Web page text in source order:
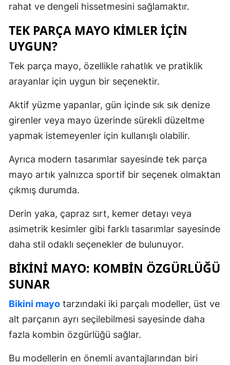
rahat ve dengeli hissetmesini sağlamaktır.
TEK PARÇA MAYO KIMLER İÇIN
UYGUN?
Tek parça mayo, özellikle rahatlık ve pratiklik
arayanlar için uygun bir seçenektir.
Aktif yüzme yapanlar, gün içinde sık sık denize
girenler veya mayo üzerinde sürekli düzeltme
yapmak istemeyenler için kullanışlı olabilir.
Ayrıca modern tasarımlar sayesinde tek parça
mayo artık yalnızca sportif bir seçenek olmaktan
çıkmış durumda.
Derin yaka, çapraz sırt, kemer detayı veya
asimetrik kesimler gibi farklı tasarımlar sayesinde
daha stil odaklı seçenekler de bulunuyor.
BIKINI MAYO: KOMBIN ÖZGÜRLÜĞÜ
SUNAR
Bikini mayo tarzındaki iki parçalı modeller, üst ve
alt parçanın ayrı seçilebilmesi sayesinde daha
fazla kombin özgürlüğü sağlar.
Bu modellerin en önemli avantajlarından biri